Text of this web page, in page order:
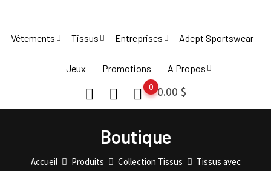
content
Vêtements Tissus Entreprises Adept Sportswear
Jeux Promotions A Propos
0.00 $
0
Boutique
Accueil Produits Collection Tissus
Tissus avec